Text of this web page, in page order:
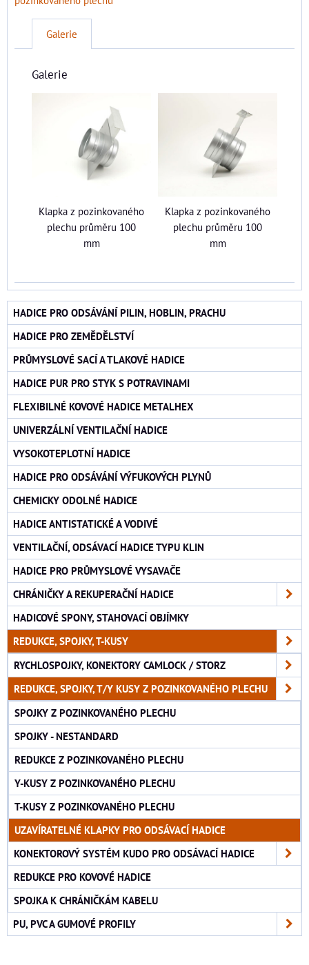
Galerie
Galerie
Klapka z pozinkovaného
plechu průměru 100
mm
Klapka z pozinkovaného
plechu průměru 100
mm
HADICE PRO ODSÁVÁNÍ PILIN, HOBLIN, PRACHU
HADICE PRO ZEMĚDĚLSTVÍ
PRŮMYSLOVÉ SACÍ A TLAKOVÉ HADICE
HADICE PUR PRO STYK S POTRAVINAMI
FLEXIBILNÉ KOVOVÉ HADICE METALHEX
UNIVERZÁLNÍ VENTILAČNÍ HADICE
VYSOKOTEPLOTNÍ HADICE
HADICE PRO ODSÁVÁNÍ VÝFUKOVÝCH PLYNŮ
CHEMICKY ODOLNÉ HADICE
HADICE ANTISTATICKÉ A VODIVÉ
VENTILAČNÍ, ODSÁVACÍ HADICE TYPU KLIN
HADICE PRO PRŮMYSLOVÉ VYSAVAČE
CHRÁNIČKY A REKUPERAČNÍ HADICE
HADICOVÉ SPONY, STAHOVACÍ OBJÍMKY
REDUKCE, SPOJKY, T-KUSY
RYCHLOSPOJKY, KONEKTORY CAMLOCK / STORZ
REDUKCE, SPOJKY, T/Y KUSY Z POZINKOVANÉHO PLECHU
SPOJKY Z POZINKOVANÉHO PLECHU
SPOJKY - NESTANDARD
REDUKCE Z POZINKOVANÉHO PLECHU
Y-KUSY Z POZINKOVANÉHO PLECHU
T-KUSY Z POZINKOVANÉHO PLECHU
UZAVÍRATELNÉ KLAPKY PRO ODSÁVACÍ HADICE
KONEKTOROVÝ SYSTÉM KUDO PRO ODSÁVACÍ HADICE
REDUKCE PRO KOVOVÉ HADICE
SPOJKA K CHRÁNIČKÁM KABELU
PU, PVC A GUMOVÉ PROFILY